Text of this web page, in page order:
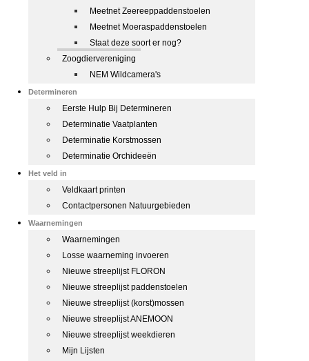
Meetnet Zeereeppaddenstoelen
Meetnet Moeraspaddenstoelen
Staat deze soort er nog?
Zoogdiervereniging
NEM Wildcamera's
Determineren
Eerste Hulp Bij Determineren
Determinatie Vaatplanten
Determinatie Korstmossen
Determinatie Orchideeën
Het veld in
Veldkaart printen
Contactpersonen Natuurgebieden
Waarnemingen
Waarnemingen
Losse waarneming invoeren
Nieuwe streeplijst FLORON
Nieuwe streeplijst paddenstoelen
Nieuwe streeplijst (korst)mossen
Nieuwe streeplijst ANEMOON
Nieuwe streeplijst weekdieren
Mijn Lijsten